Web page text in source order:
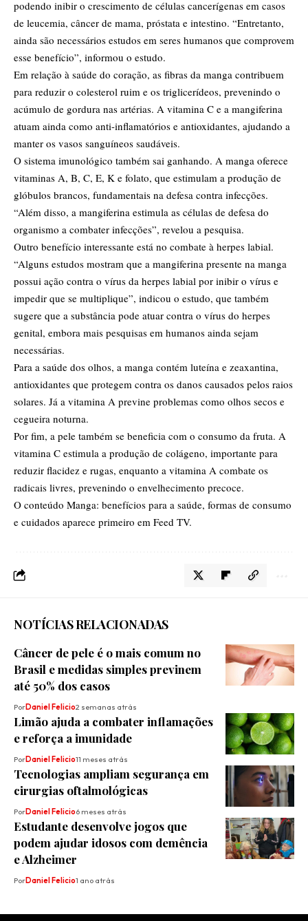
podendo inibir o crescimento de células cancerígenas em casos
de leucemia, câncer de mama, próstata e intestino. “Entretanto,
ainda são necessários estudos em seres humanos que comprovem
esse benefício”, informou o estudo.
Em relação à saúde do coração, as fibras da manga contribuem
para reduzir o colesterol ruim e os triglicerídeos, prevenindo o
acúmulo de gordura nas artérias. A vitamina C e a mangiferina
atuam ainda como anti-inflamatórios e antioxidantes, ajudando a
manter os vasos sanguíneos saudáveis.
O sistema imunológico também sai ganhando. A manga oferece
vitaminas A, B, C, E, K e folato, que estimulam a produção de
glóbulos brancos, fundamentais na defesa contra infecções.
“Além disso, a mangiferina estimula as células de defesa do
organismo a combater infecções”, revelou a pesquisa.
Outro benefício interessante está no combate à herpes labial.
“Alguns estudos mostram que a mangiferina presente na manga
possui ação contra o vírus da herpes labial por inibir o vírus e
impedir que se multiplique”, indicou o estudo, que também
sugere que a substância pode atuar contra o vírus do herpes
genital, embora mais pesquisas em humanos ainda sejam
necessárias.
Para a saúde dos olhos, a manga contém luteína e zeaxantina,
antioxidantes que protegem contra os danos causados pelos raios
solares. Já a vitamina A previne problemas como olhos secos e
cegueira noturna.
Por fim, a pele também se beneficia com o consumo da fruta. A
vitamina C estimula a produção de colágeno, importante para
reduzir flacidez e rugas, enquanto a vitamina A combate os
radicais livres, prevenindo o envelhecimento precoce.
O conteúdo Manga: benefícios para a saúde, formas de consumo
e cuidados aparece primeiro em Feed TV.
NOTÍCIAS RELACIONADAS
Câncer de pele é o mais comum no
Brasil e medidas simples previnem
até 50% dos casos
PorDaniel Felicio2 semanas atrás
Limão ajuda a combater inflamações
e reforça a imunidade
PorDaniel Felicio11 meses atrás
Tecnologias ampliam segurança em
cirurgias oftalmológicas
PorDaniel Felicio6 meses atrás
Estudante desenvolve jogos que
podem ajudar idosos com demência
e Alzheimer
PorDaniel Felicio1 ano atrás